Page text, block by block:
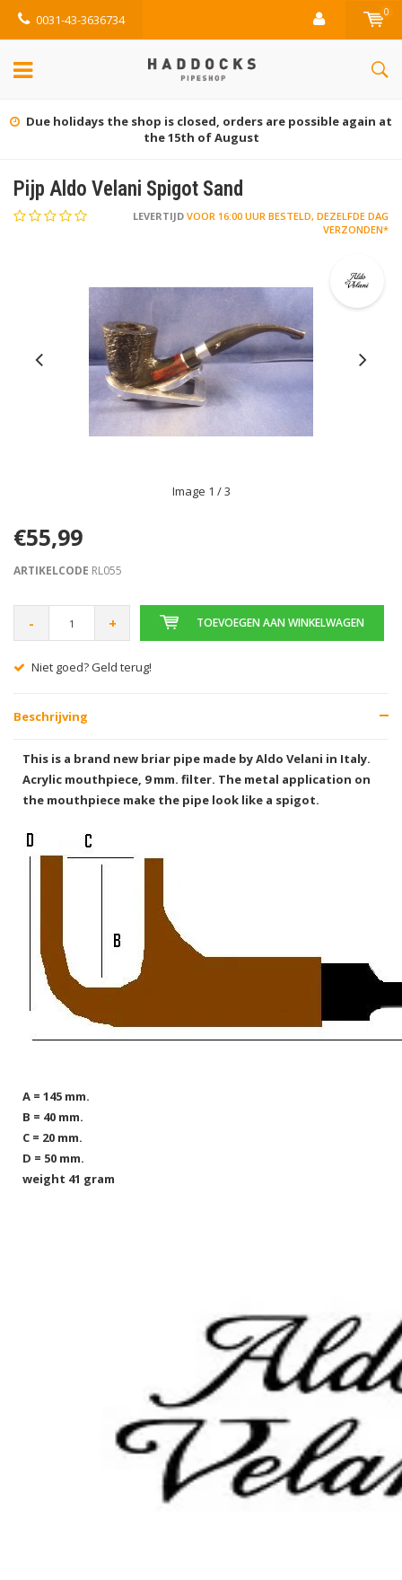
0031-43-3636734 0
Due holidays the shop is closed, orders are possible again at
the 15th of August
Pijp Aldo Velani Spigot Sand
LEVERTIJD VOOR 16:00 UUR BESTELD, DEZELFDE DAG
VERZONDEN*
Image 1 / 3
€55,99
ARTIKELCODE RL055
- + TOEVOEGEN AAN WINKELWAGEN
Niet goed? Geld terug!
Beschrijving
This is a brand new briar pipe made by Aldo Velani in Italy.
Acrylic mouthpiece, 9 mm. filter. The metal application on
the mouthpiece make the pipe look like a spigot.
A = 145 mm.
B = 40 mm.
C = 20 mm.
D = 50 mm.
weight 41 gram